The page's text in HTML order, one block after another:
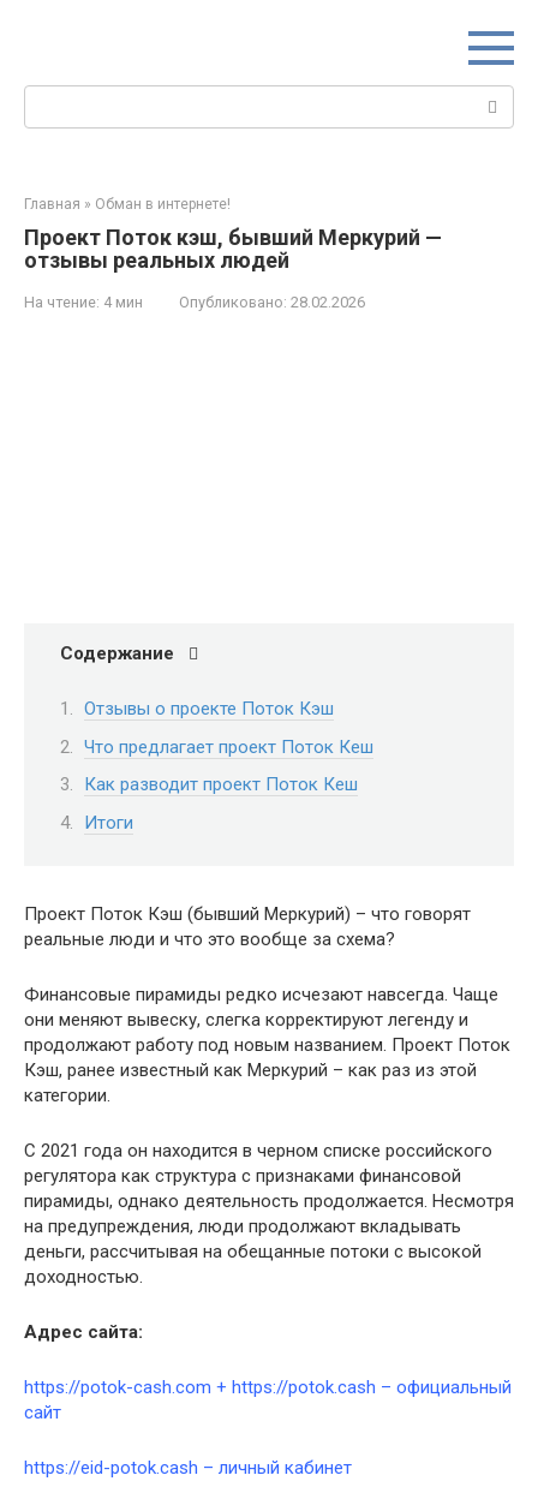
Поиск:
Главная » Обман в интернете!
Проект Поток кэш, бывший Меркурий —
отзывы реальных людей
На чтение: 4 мин Опубликовано: 28.02.2026
Содержание
Отзывы о проекте Поток Кэш
Что предлагает проект Поток Кеш
Как разводит проект Поток Кеш
Итоги
Проект Поток Кэш (бывший Меркурий) – что говорят
реальные люди и что это вообще за схема?
Финансовые пирамиды редко исчезают навсегда. Чаще
они меняют вывеску, слегка корректируют легенду и
продолжают работу под новым названием. Проект Поток
Кэш, ранее известный как Меркурий – как раз из этой
категории.
С 2021 года он находится в черном списке российского
регулятора как структура с признаками финансовой
пирамиды, однако деятельность продолжается. Несмотря
на предупреждения, люди продолжают вкладывать
деньги, рассчитывая на обещанные потоки с высокой
доходностью.
Адрес сайта:
https://potok-cash.com + https://potok.cash – официальный
сайт
https://eid-potok.cash – личный кабинет